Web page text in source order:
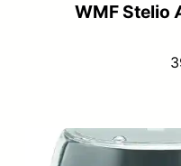
WMF Stelio